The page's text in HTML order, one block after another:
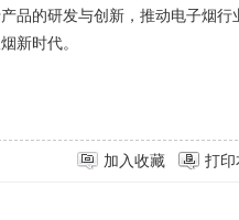
品的研发与创新，推动电子烟
新时代。
加入收藏 打印